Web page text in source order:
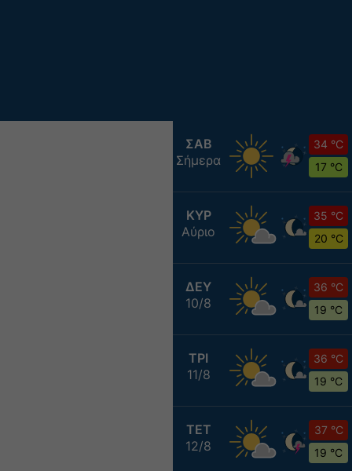
ΣΑΒ
Σήμερα
34 °C
17 °C
ΚΥΡ
Αύριο
35 °C
20 °C
ΔΕΥ
10/8
36 °C
19 °C
ΤΡΙ
11/8
36 °C
19 °C
ΤΕΤ
12/8
37 °C
19 °C